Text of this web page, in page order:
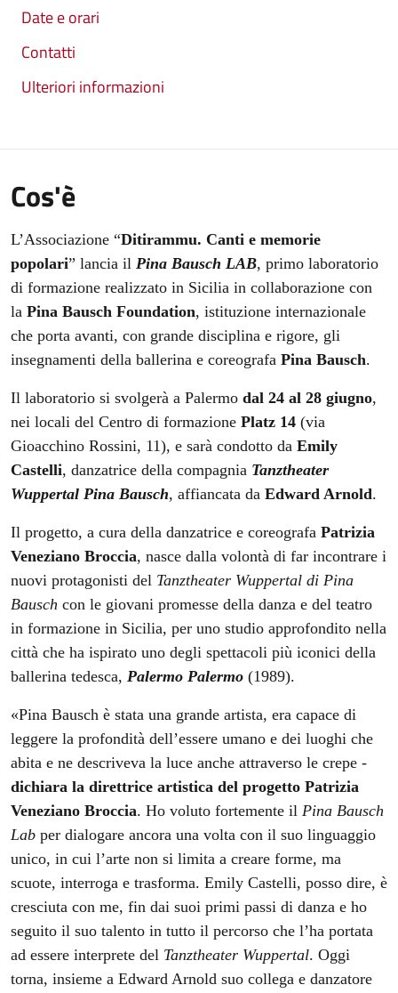
Date e orari
Contatti
Ulteriori informazioni
Cos'è
L’Associazione “Ditirammu. Canti e memorie
popolari” lancia il Pina Bausch LAB, primo laboratorio
di formazione realizzato in Sicilia in collaborazione con
la Pina Bausch Foundation, istituzione internazionale
che porta avanti, con grande disciplina e rigore, gli
insegnamenti della ballerina e coreografa Pina Bausch.
Il laboratorio si svolgerà a Palermo dal 24 al 28 giugno,
nei locali del Centro di formazione Platz 14 (via
Gioacchino Rossini, 11), e sarà condotto da Emily
Castelli, danzatrice della compagnia Tanztheater
Wuppertal Pina Bausch, affiancata da Edward Arnold.
Il progetto, a cura della danzatrice e coreografa Patrizia
Veneziano Broccia, nasce dalla volontà di far incontrare i
nuovi protagonisti del Tanztheater Wuppertal di Pina
Bausch con le giovani promesse della danza e del teatro
in formazione in Sicilia, per uno studio approfondito nella
città che ha ispirato uno degli spettacoli più iconici della
ballerina tedesca, Palermo Palermo (1989).
«Pina Bausch è stata una grande artista, era capace di
leggere la profondità dell’essere umano e dei luoghi che
abita e ne descriveva la luce anche attraverso le crepe -
dichiara la direttrice artistica del progetto Patrizia
Veneziano Broccia. Ho voluto fortemente il Pina Bausch
Lab per dialogare ancora una volta con il suo linguaggio
unico, in cui l’arte non si limita a creare forme, ma
scuote, interroga e trasforma. Emily Castelli, posso dire, è
cresciuta con me, fin dai suoi primi passi di danza e ho
seguito il suo talento in tutto il percorso che l’ha portata
ad essere interprete del Tanztheater Wuppertal. Oggi
torna, insieme a Edward Arnold suo collega e danzatore